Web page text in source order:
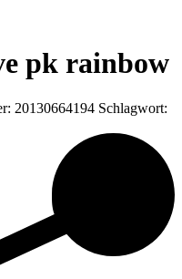
pk rainbow
20130664194 Schlagwort: